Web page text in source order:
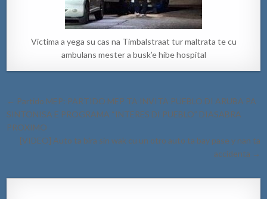
Victima a yega su cas na Timbalstraat tur maltrata te cu
ambulans mester a busk’e hibe hospital
Post
navigation
← Partido MEP: PARTIDO MEP TA INVITA PUEBLO DI ARUBA PA
SINTONISA E PROGRAMA “INTERES DI PUEBLO” DIASABRA
PROXIMO
[VIDEO] Auto ta bira sin wak cu un otro auto ta bay pase y nan ta
accidenta →